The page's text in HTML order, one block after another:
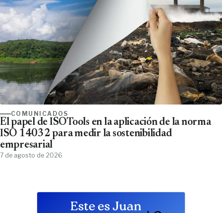
COMUNICADOS
El papel de ISOTools en la aplicación de la norma
ISO 14032 para medir la sostenibilidad
empresarial
7 de agosto de 2026